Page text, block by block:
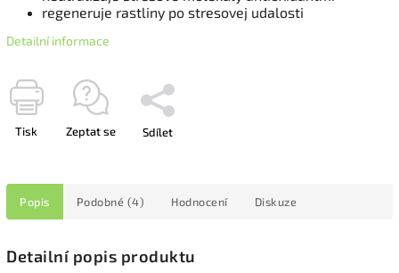
regeneruje rastliny po stresovej udalosti
Detailní informace
Tisk Zeptat se Sdílet
Popis Podobné (4) Hodnocení Diskuze
Detailní popis produktu